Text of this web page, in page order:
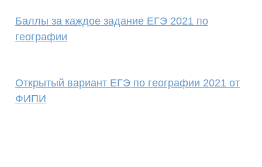
Баллы за каждое задание ЕГЭ 2021 по
географии
Открытый вариант ЕГЭ по географии 2021 от
ФИПИ